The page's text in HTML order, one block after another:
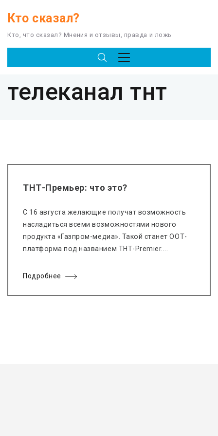
Кто сказал?
Кто, что сказал? Мнения и отзывы, правда и ложь
телеканал тнт
ТНТ-Премьер: что это?
С 16 августа желающие получат возможность
насладиться всеми возможностями нового
продукта «Газпром-медиа». Такой станет ООТ-
платформа под названием ТНТ-Premier....
Подробнее